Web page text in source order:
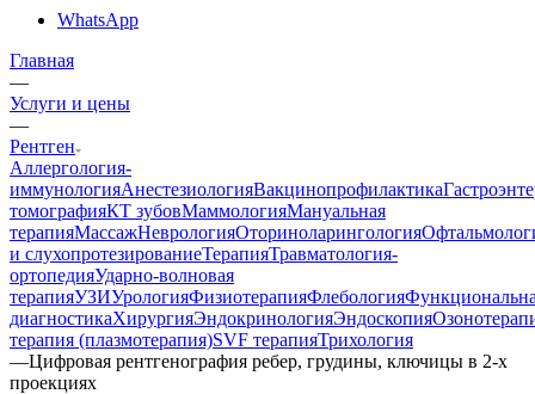
WhatsApp
Главная
—
Услуги и цены
—
Рентген
Аллергология-
иммунологияАнестезиологияВакцинопрофилактика
томографияКТ зубовМаммологияМануальная
терапияМассажНеврологияОториноларингология
и слухопротезированиеТерапияТравматология-
ортопедияУдарно-волновая
терапияУЗИУрологияФизиотерапияФлебология
диагностикаХирургияЭндокринологияЭндоскопия
терапия (плазмотерапия)SVF терапияТрихология
—Цифровая рентгенография ребер, грудины, ключицы в 2-х
проекциях